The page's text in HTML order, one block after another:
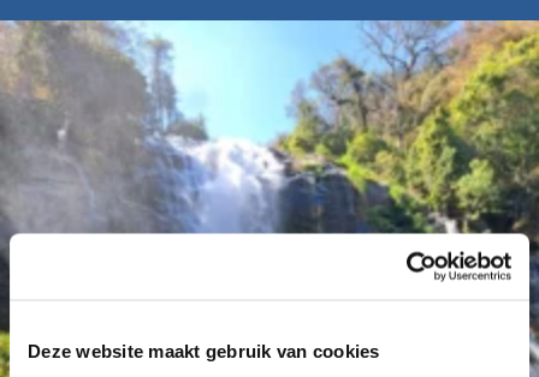
Deze website maakt gebruik van cookies